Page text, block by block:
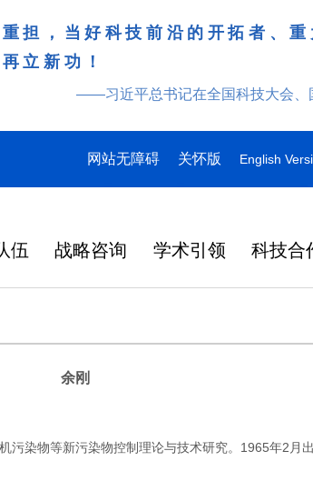
担，当好科技前沿的开拓者、
立新功！
——习近平总书记在全国科技大会、
网站无障碍 关怀版 English
伍 战略咨询 学术引领 科技合
余刚
染物等新污染物控制理论与技术研究。1965年2月